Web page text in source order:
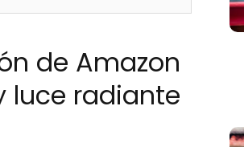
de Amazon
luce radiante